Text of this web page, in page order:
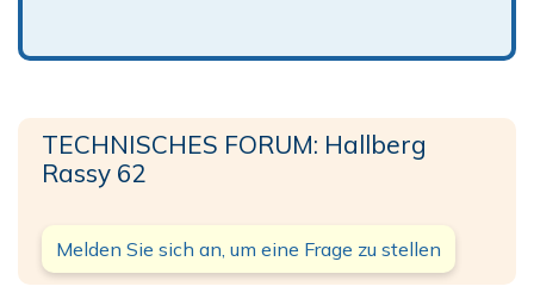
TECHNISCHES FORUM: Hallberg
Rassy 62
Melden Sie sich an, um eine Frage zu stellen